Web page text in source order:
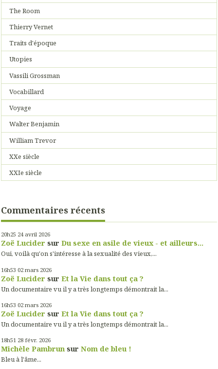
The Room
Thierry Vernet
Traits d'époque
Utopies
Vassili Grossman
Vocabillard
Voyage
Walter Benjamin
William Trevor
XXe siècle
XXIe siècle
Commentaires récents
20h25 24 avril 2026
Zoë Lucider sur Du sexe en asile de vieux - et ailleurs...
Oui, voilà qu'on s'intéresse à la sexualité des vieux,...
16h53 02 mars 2026
Zoë Lucider sur Et la Vie dans tout ça ?
Un documentaire vu il y a très longtemps démontrait la...
16h53 02 mars 2026
Zoë Lucider sur Et la Vie dans tout ça ?
Un documentaire vu il y a très longtemps démontrait la...
18h51 28 févr. 2026
Michèle Pambrun sur Nom de bleu !
Bleu à l'âme...